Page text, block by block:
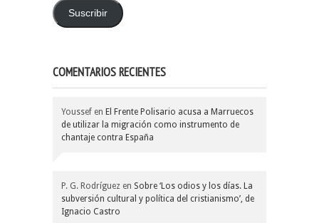
emailSuscribir
COMENTARIOS RECIENTES
Youssef en El Frente Polisario acusa a Marruecos
de utilizar la migración como instrumento de
chantaje contra España
P. G. Rodríguez en Sobre ‘Los odios y los días. La
subversión cultural y política del cristianismo’, de
Ignacio Castro